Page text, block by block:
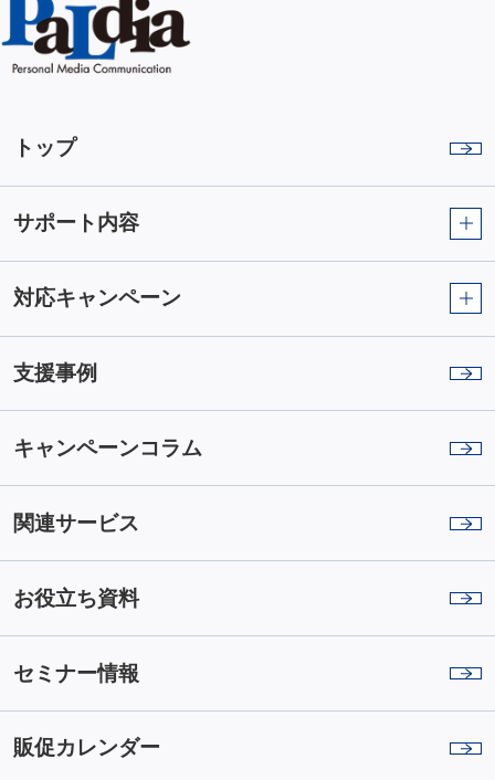
トップ
サポート内容
対応キャンペーン
支援事例
キャンペーンコラム
関連サービス
お役立ち資料
セミナー情報
販促カレンダー